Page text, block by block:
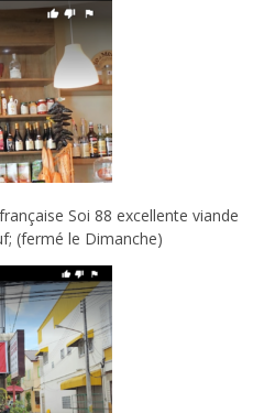
Soi 88 excellente viande
(fermé le Dimanche)